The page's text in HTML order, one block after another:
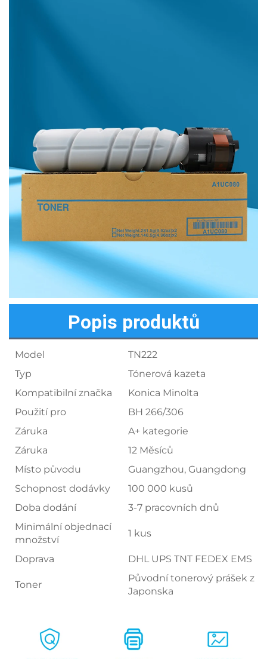
Popis produktů
Model
TN222
Typ
Tónerová kazeta
Kompatibilní značka
Konica Minolta
Použití pro
BH 266/306
Záruka
A+ kategorie
Záruka
12 Měsíců
Místo původu
Guangzhou, Guangdong
Schopnost dodávky
100 000 kusů
Doba dodání
3-7 pracovních dnů
Minimální objednací
množství
1 kus
Doprava DHL UPS TNT FEDEX EMS
Toner
Původní tonerový prášek z
Japonska